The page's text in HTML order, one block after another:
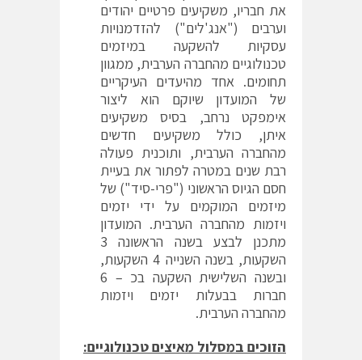
את חבריו, משקיעים פרטיים יהודים
וערבים ("אנג'לים") להזדמנויות
עסקיות להשקעה במיזמים
טכנולוגיים מהחברה הערבית, ממגוון
תחומים. אחד מהיעדים העיקריים
של המועדון שיוקם הוא ליצור
אימפקט נרחב, בסיס משקיעים
איתן, כולל משקיעים חדשים
מהחברה הערבית, ותוכנית פעולה
רבת שנים במטרה לפתור את בעיית
חסם הגיוס הראשוני ("פרי-סיד") של
מיזמים המוקמים על ידי יזמים
ויזמות מהחברה הערבית. המועדון
מתכנן לבצע בשנה הראשונה 3
השקעות, בשנה השנייה 4 השקעות,
ובשנה השלישית השקעה בכ – 6
חברות בבעלות יזמים ויזמות
מהחברה הערבית.
הזוכים במסלול מאיצים טכנולוגיים: